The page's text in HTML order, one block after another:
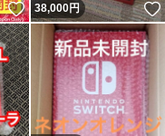
いいね！
38,000円